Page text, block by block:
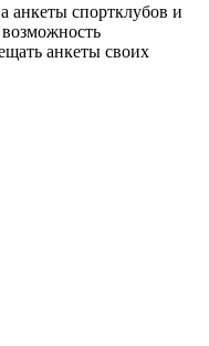
анкеты спортклубов и
анкеты своих